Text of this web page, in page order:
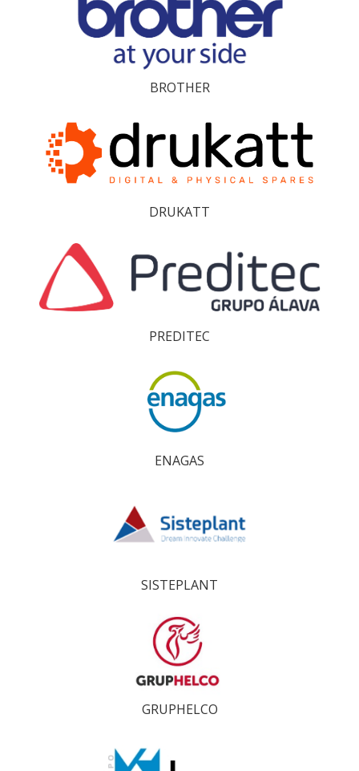
BROTHER
DRUKATT
PREDITEC
ENAGAS
SISTEPLANT
GRUPHELCO